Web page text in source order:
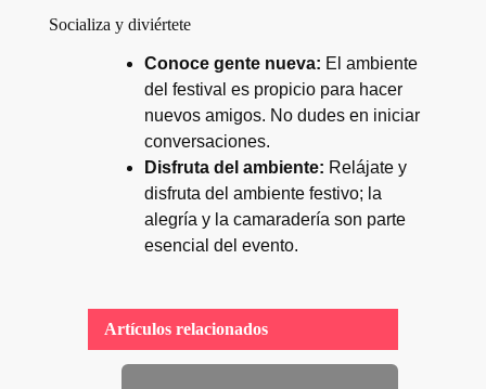
Socializa y diviértete
Conoce gente nueva: El ambiente
del festival es propicio para hacer
nuevos amigos. No dudes en iniciar
conversaciones.
Disfruta del ambiente: Relájate y
disfruta del ambiente festivo; la
alegría y la camaradería son parte
esencial del evento.
Artículos relacionados